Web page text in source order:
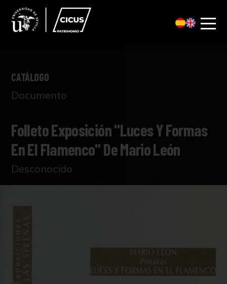
CATÁLOGO
Documento
Folleto Exposición "Luces Y Formas
En El Flamenco" De Mario León
Desconocido